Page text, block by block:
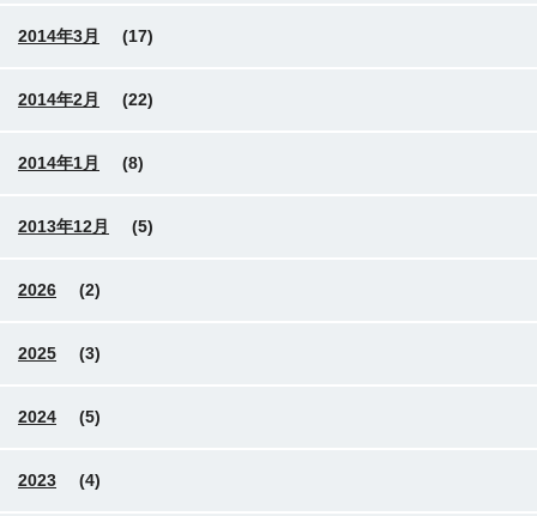
2014年3月 (17)
2014年2月 (22)
2014年1月 (8)
2013年12月 (5)
2026 (2)
2025 (3)
2024 (5)
2023 (4)